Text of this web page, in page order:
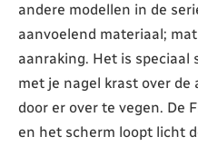
andere modellen in de
aanvoelend materiaal;
aanraking. Het is speciaal
met je nagel krast over
door er over te vegen. De
en het scherm loopt licht